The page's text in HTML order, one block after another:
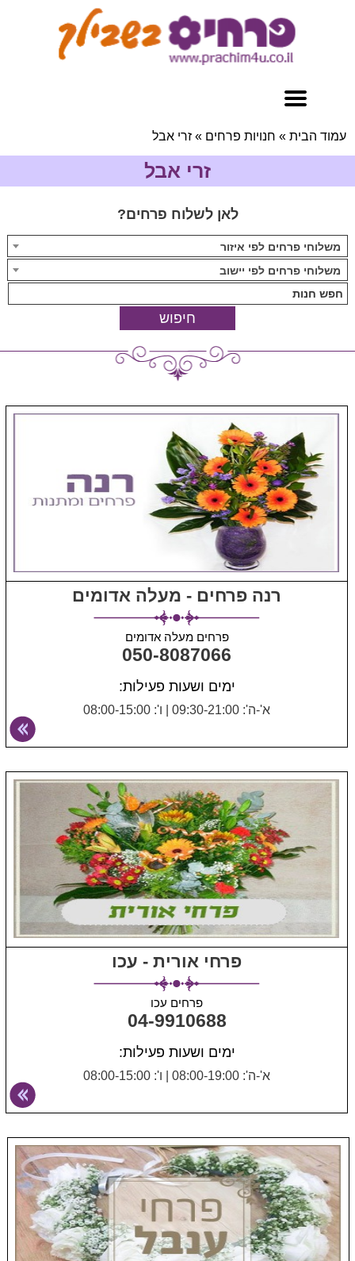
עמוד הבית » חנויות פרחים » זרי אבל
זרי אבל
לאן לשלוח פרחים?
משלוחי פרחים לפי איזור
משלוחי פרחים לפי יישוב
רנה פרחים - מעלה אדומים
פרחים מעלה אדומים
050-8087066
ימים ושעות פעילות:
א'-ה': 09:30-21:00 ו': 08:00-15:00
פרחי אורית - עכו
פרחים עכו
04-9910688
ימים ושעות פעילות:
א'-ה': 08:00-19:00 ו': 08:00-15:00